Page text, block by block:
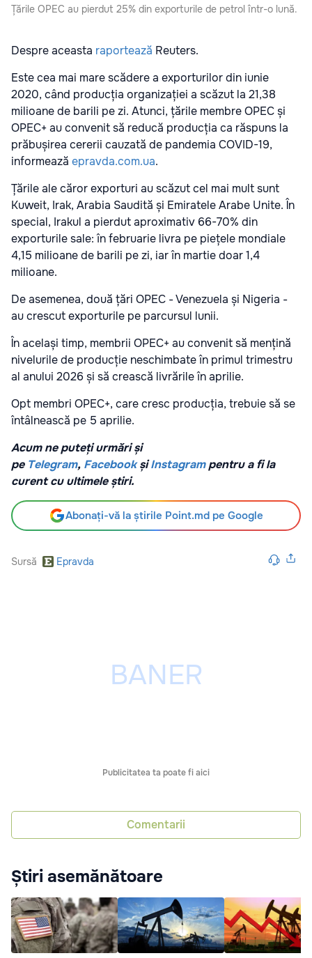
Țările OPEC au pierdut 25% din exporturile de petrol într-o lună.
Despre aceasta raportează Reuters.
Este cea mai mare scădere a exporturilor din iunie
2020, când producția organizației a scăzut la 21,38
milioane de barili pe zi. Atunci, țările membre OPEC și
OPEC+ au convenit să reducă producția ca răspuns la
prăbușirea cererii cauzată de pandemia COVID-19,
informează epravda.com.ua.
Țările ale căror exporturi au scăzut cel mai mult sunt
Kuweit, Irak, Arabia Saudită și Emiratele Arabe Unite. În
special, Irakul a pierdut aproximativ 66-70% din
exporturile sale: în februarie livra pe piețele mondiale
4,15 milioane de barili pe zi, iar în martie doar 1,4
milioane.
De asemenea, două țări OPEC - Venezuela și Nigeria -
au crescut exporturile pe parcursul lunii.
În același timp, membrii OPEC+ au convenit să mențină
nivelurile de producție neschimbate în primul trimestru
al anului 2026 și să crească livrările în aprilie.
Opt membri OPEC+, care cresc producția, trebuie să se
întâlnească pe 5 aprilie.
Acum ne puteți urmări și
pe Telegram, Facebook șiInstagrampentru a fi la
curent cu ultimele știri.
Abonați-vă la știrile Point.md pe Google
Sursă Epravda
Publicitatea ta poate fi aici
Comentarii
Știri asemănătoare